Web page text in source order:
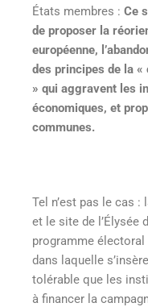
États membres : Ce
de proposer la
européenne,
des principes de la
» qui aggravent les
économiques, et
communes.
Tel n’est pas le cas
et le site de l’Élysée
programme électoral
dans laquelle
tolérable que les
à financer la